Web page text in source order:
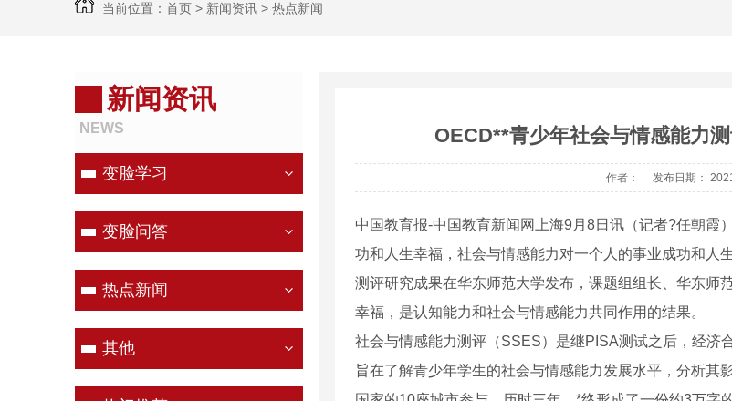
当前位置： 首页 > 新闻资讯 > 热点新闻
新闻资讯
NEWS
变脸学习
变脸问答
热点新闻
其他
OECD**青少年社会与情感能力
作者： 发布日期：
中国教育报-中国教育新闻网上海9月8日讯（记者?任朝霞
功和人生幸福，社会与情感能力对一个人的事业成功和人
测评研究成果在华东师范大学发布，课题组组长、华东师
幸福，是认知能力和社会与情感能力共同作用的结果。
社会与情感能力测评（SSES）是继PISA测试之后，经济
旨在了解青少年学生的社会与情感能力发展水平，分析